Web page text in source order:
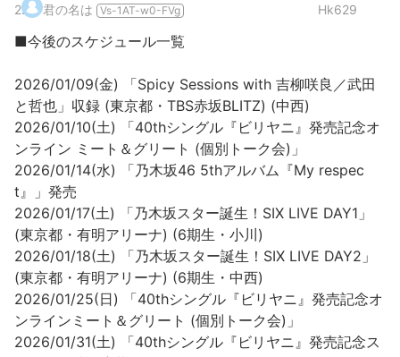
2. 君の名は Vs-1AT-w0-FVg Hk629
■今後のスケジュール一覧
2026/01/09(金) 「Spicy Sessions with 吉柳咲良／武田
と哲也」収録 (東京都・TBS赤坂BLITZ) (中西)
2026/01/10(土) 「40thシングル『ビリヤニ』発売記念オ
ンライン ミート＆グリート (個別トーク会)」
2026/01/14(水) 「乃木坂46 5thアルバム『My respec
t』」発売
2026/01/17(土) 「乃木坂スター誕生！SIX LIVE DAY1」
(東京都・有明アリーナ) (6期生・小川)
2026/01/18(土) 「乃木坂スター誕生！SIX LIVE DAY2」
(東京都・有明アリーナ) (6期生・中西)
2026/01/25(日) 「40thシングル『ビリヤニ』発売記念オ
ンラインミート＆グリート (個別トーク会)」
2026/01/31(土) 「40thシングル『ビリヤニ』発売記念ス